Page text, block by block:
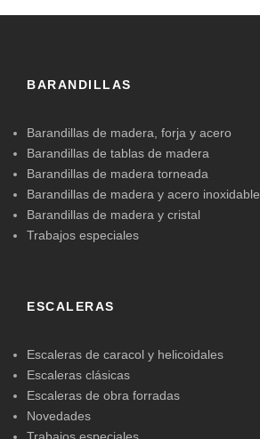
BARANDILLAS
Barandillas de madera, forja y acero
Barandillas de tablas de madera
Barandillas de madera torneada
Barandillas de madera y acero inoxidable
Barandillas de madera y cristal
Trabajos especiales
ESCALERAS
Escaleras de caracol y helicoidales
Escaleras clásicas
Escaleras de obra forradas
Novedades